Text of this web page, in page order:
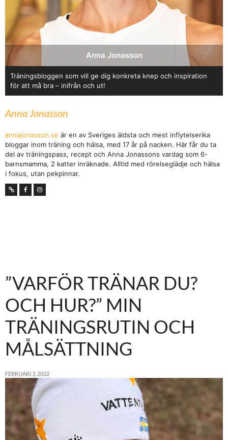
Anna Jonasson
Träningsbloggen som vill ge dig konkreta knep och inspiration
för att må bra – inifrån och ut!
Anna Jonasson
annajonasson.se är en av Sveriges äldsta och mest inflytelserika
bloggar inom träning och hälsa, med 17 år på nacken. Här får du ta
del av träningspass, recept och Anna Jonassons vardag som 6-
barnsmamma, 2 katter inräknade. Alltid med rörelseglädje och hälsa
i fokus, utan pekpinnar.
”VARFÖR TRÄNAR DU?
OCH HUR?” MIN
TRÄNINGSRUTIN OCH
MÅLSÄTTNING
FEBRUARI 3, 2022